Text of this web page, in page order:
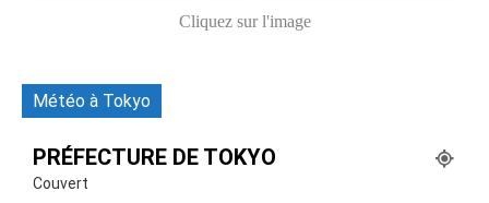
Cliquez sur l'image
Météo à Tokyo
PRÉFECTURE DE TOKYO
Couvert